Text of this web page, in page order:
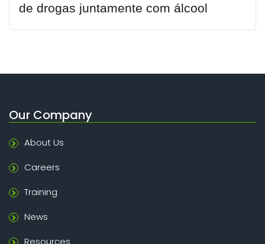
de drogas juntamente com álcool
Our Company
About Us
Careers
Training
News
Resources